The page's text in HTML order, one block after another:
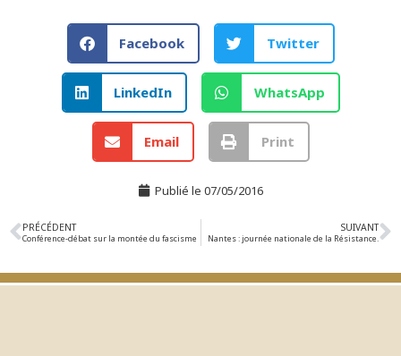
Facebook Twitter
LinkedIn WhatsApp
Email Print
Publié le 07/05/2016
PRÉCÉDENT
Conférence-débat sur la montée du fascisme
SUIVANT
Nantes : journée nationale de la Résistance.